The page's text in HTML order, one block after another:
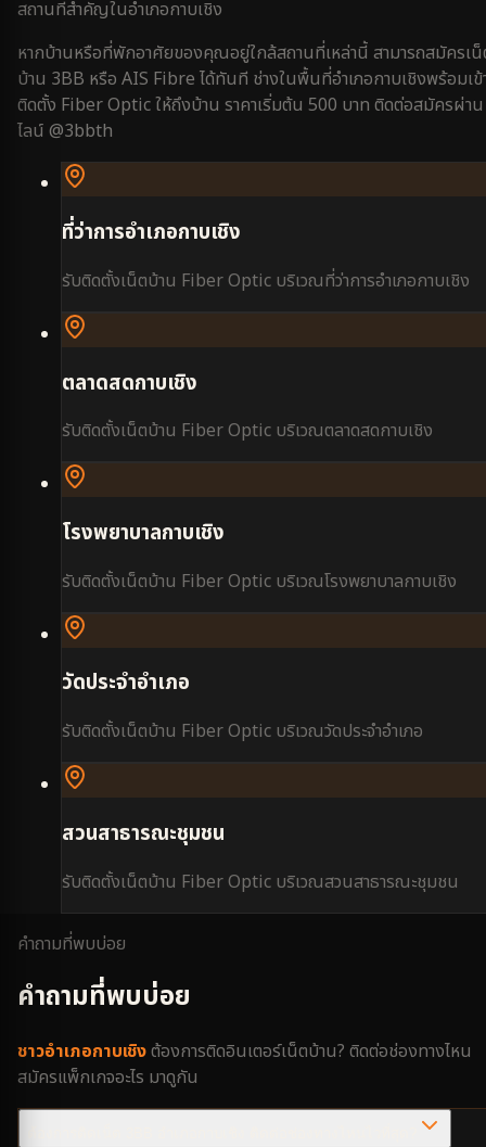
สถานที่สำคัญในอำเภอกาบเชิง
หากบ้านหรือที่พักอาศัยของคุณอยู่ใกล้สถานที่เหล่านี้ สามารถสมัครเ
บ้าน 3BB หรือ AIS Fibre ได้ทันที ช่างในพื้นที่อำเภอกาบเชิงพร้อมเข้
ติดตั้ง Fiber Optic ให้ถึงบ้าน ราคาเริ่มต้น 500 บาท ติดต่อสมัครผ่าน
ไลน์ @3bbth
ที่ว่าการอำเภอกาบเชิง
รับติดตั้งเน็ตบ้าน Fiber Optic บริเวณที่ว่าการอำเภอกาบเชิง
ตลาดสดกาบเชิง
รับติดตั้งเน็ตบ้าน Fiber Optic บริเวณตลาดสดกาบเชิง
โรงพยาบาลกาบเชิง
รับติดตั้งเน็ตบ้าน Fiber Optic บริเวณโรงพยาบาลกาบเชิง
วัดประจำอำเภอ
รับติดตั้งเน็ตบ้าน Fiber Optic บริเวณวัดประจำอำเภอ
สวนสาธารณะชุมชน
รับติดตั้งเน็ตบ้าน Fiber Optic บริเวณสวนสาธารณะชุมชน
คำถามที่พบบ่อย
คำถามที่พบบ่อย
ชาวอำเภอกาบเชิงต้องการติดอินเตอร์เน็ตบ้าน? ติดต่อช่องทางไหน
สมัครแพ็กเกจอะไร มาดูกัน